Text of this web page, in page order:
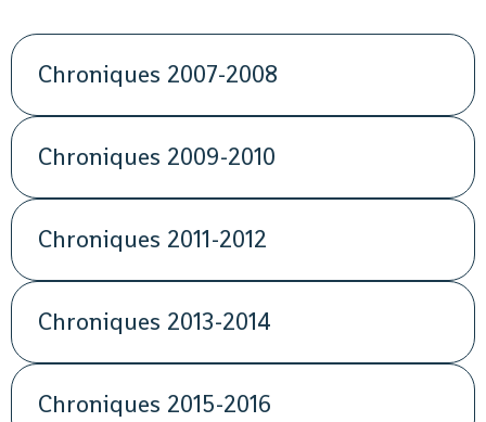
Chroniques 2007-2008
Chroniques 2009-2010
Chroniques 2011-2012
Chroniques 2013-2014
Chroniques 2015-2016